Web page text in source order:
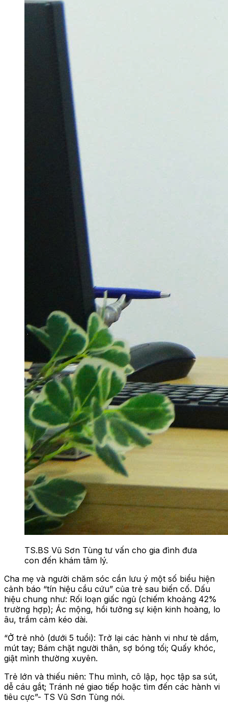
TS.BS Vũ Sơn Tùng tư vấn cho gia đình đưa
con đến khám tâm lý.
Cha mẹ và người chăm sóc cần lưu ý một số biểu hiện
cảnh báo “tín hiệu cầu cứu” của trẻ sau biến cố. Dấu
hiệu chung như: Rối loạn giấc ngủ (chiếm khoảng 42%
trường hợp); Ác mộng, hồi tưởng sự kiện kinh hoàng, lo
âu, trầm cảm kéo dài.
“Ở trẻ nhỏ (dưới 5 tuổi): Trở lại các hành vi như tè dầm,
mút tay; Bám chặt người thân, sợ bóng tối; Quấy khóc,
giật mình thường xuyên.
Trẻ lớn và thiếu niên: Thu mình, cô lập, học tập sa sút,
dễ cáu gắt; Tránh né giao tiếp hoặc tìm đến các hành vi
tiêu cực”- TS Vũ Sơn Tùng nói.